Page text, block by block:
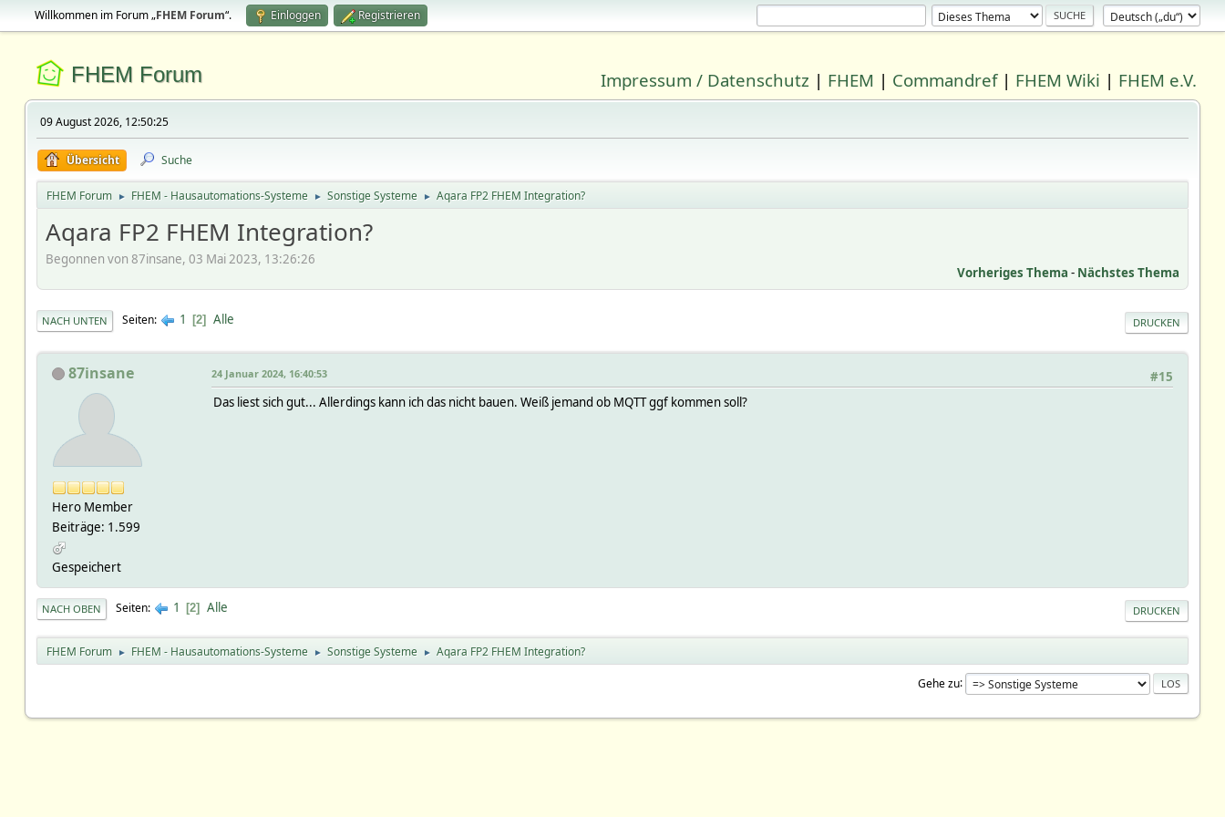
Willkommen im Forum „FHEM Forum“. Einloggen Registrieren
FHEM Forum Impressum / Datenschutz | FHEM | Commandref| FHEM Wiki | FHEM e.V.
09 August 2026, 12:50:25
Übersicht Suche
FHEM Forum ► FHEM - Hausautomations-Systeme ► Sonstige Systeme ► Aqara FP2 FHEM Integration?
Aqara FP2 FHEM Integration?
Begonnen von 87insane, 03 Mai 2023, 13:26:26
Vorheriges Thema - Nächstes Thema
DRUCKEN
NACH UNTEN Seiten 1 2 Alle
87insane
Hero Member
Beiträge: 1.599
Gespeichert
#15
24 Januar 2024, 16:40:53
Das liest sich gut... Allerdings kann ich das nicht bauen. Weiß jemand ob MQTT ggf kommen soll?
DRUCKEN
NACH OBEN Seiten 1 2 Alle
FHEM Forum ► FHEM - Hausautomations-Systeme ► Sonstige Systeme ► Aqara FP2 FHEM Integration?
Gehe zu